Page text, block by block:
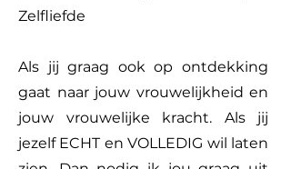
Zelfliefde
Als jij graag ook op ontdekking
gaat naar jouw vrouwelijkheid en
jouw vrouwelijke kracht. Als jij
jezelf ECHT en VOLLEDIG wil laten